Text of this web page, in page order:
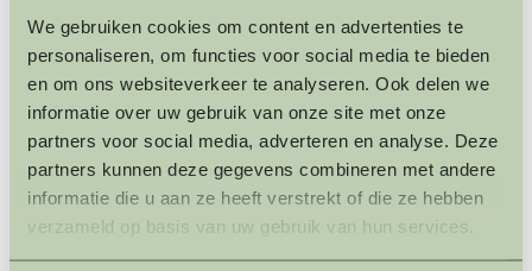
We gebruiken cookies om content en advertenties te
personaliseren, om functies voor social media te bieden
en om ons websiteverkeer te analyseren. Ook delen we
informatie over uw gebruik van onze site met onze
partners voor social media, adverteren en analyse. Deze
partners kunnen deze gegevens combineren met andere
informatie die u aan ze heeft verstrekt of die ze hebben
verzameld op basis van uw gebruik van hun services.
Recent Posts
Warredal krijgt eigen culinaire trekpleister
met opening van Brasserie De Warre
Vuurloop